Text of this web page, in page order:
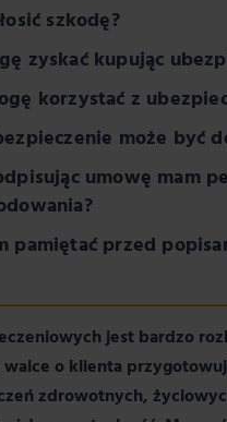
szkodę?
zyskać kupując
korzystać z
może być
umowę mam
pamiętać przed
jest bardzo
o klienta
zdrowotnych,